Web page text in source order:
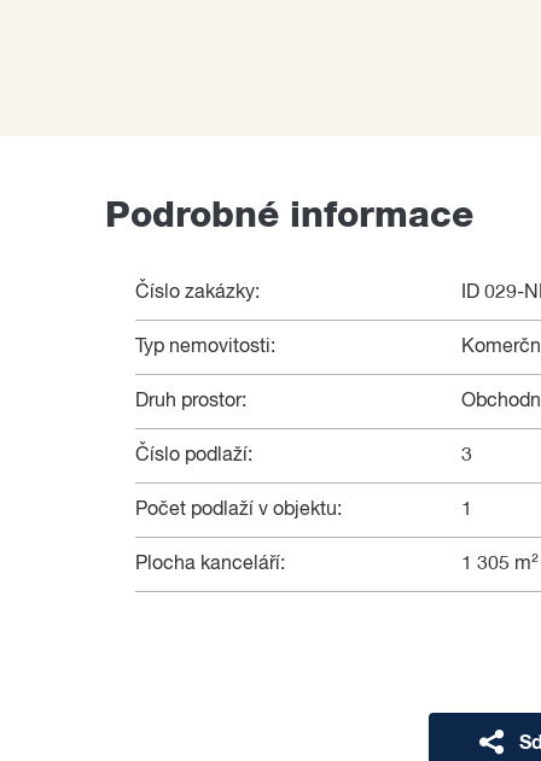
Podrobné informace
Číslo zakázky: ID 029-
Typ nemovitosti:
Druh prostor:
Číslo podlaží: 3
Počet podlaží v objektu: 1
Plocha kanceláří: 1 305 m²